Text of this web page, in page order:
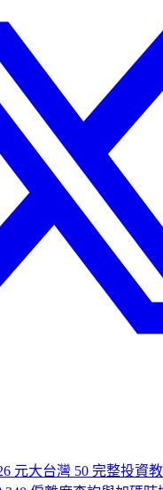
元大台灣 50 完整投資